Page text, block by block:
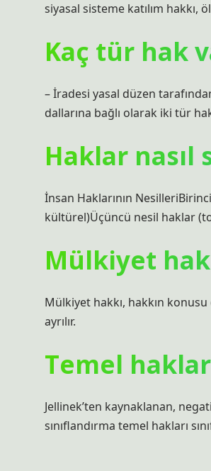
siyasal sisteme katılım hakkı,
Kaç tür hak
– İradesi yasal düzen
dallarına bağlı olarak iki tür
Haklar nasıl
İnsan Haklarının
kültürel)Üçüncü nesil haklar
Mülkiyet
Mülkiyet hakkı, hakkın
ayrılır.
Temel haklar
Jellinek’ten kaynaklanan,
sınıflandırma temel hakları